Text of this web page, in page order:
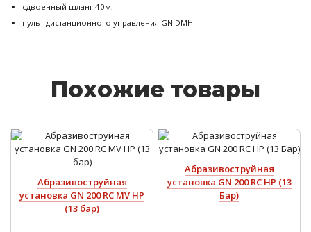
сдвоенный шланг 40м,
пульт дистанционного управления GN DMH
Похожие товары
Абразивоструйная
установка GN 200 RC MV HP
(13 бар)
Абразивоструйная
установка GN 200 RC HP (13
Бар)